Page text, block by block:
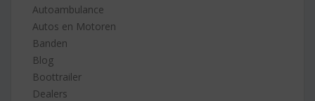
Autoambulance
Autos en Motoren
Banden
Blog
Boottrailer
Dealers